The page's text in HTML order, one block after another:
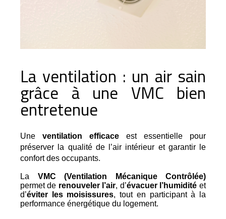
La ventilation : un air sain
grâce à une VMC bien
entretenue
Une ventilation efficace est essentielle pour
préserver la qualité de l’air intérieur et garantir le
confort des occupants.
La VMC (Ventilation Mécanique Contrôlée)
permet de renouveler l’air, d’évacuer l’humidité et
d’éviter les moisissures, tout en participant à la
performance énergétique du logement.